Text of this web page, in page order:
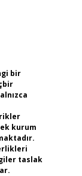
bir
kurum
taslak